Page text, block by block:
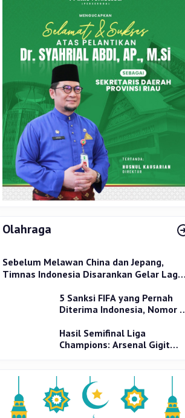
Olahraga
Sebelum Melawan China dan Jepang,
Timnas Indonesia Disarankan Gelar Laga
5 Sanksi FIFA yang Pernah
Diterima Indonesia, Nomor 1
Hasil Semifinal Liga
Champions: Arsenal Gigit